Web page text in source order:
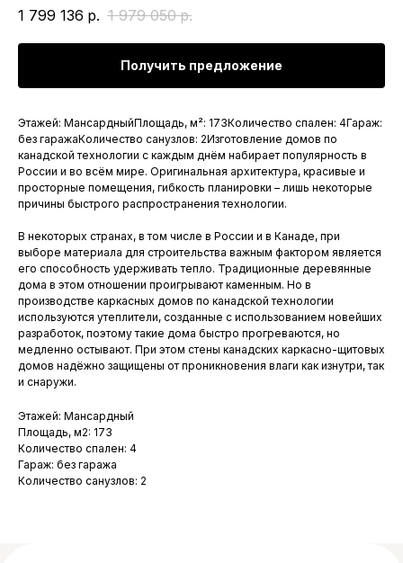
1 799 136 р. 1 979 050 р.
Получить предложение
Этажей: МансардныйПлощадь, м²: 173Количество спален: 4Гараж:
без гаражаКоличество санузлов: 2Изготовление домов по
канадской технологии с каждым днём набирает популярность в
России и во всём мире. Оригинальная архитектура, красивые и
просторные помещения, гибкость планировки – лишь некоторые
причины быстрого распространения технологии.
В некоторых странах, в том числе в России и в Канаде, при
выборе материала для строительства важным фактором является
его способность удерживать тепло. Традиционные деревянные
дома в этом отношении проигрывают каменным. Но в
производстве каркасных домов по канадской технологии
используются утеплители, созданные с использованием новейших
разработок, поэтому такие дома быстро прогреваются, но
медленно остывают. При этом стены канадских каркасно-щитовых
домов надёжно защищены от проникновения влаги как изнутри, так
и снаружи.
Этажей: Мансардный
Площадь, м2: 173
Количество спален: 4
Гараж: без гаража
Количество санузлов: 2
Меню
Построили Снегири
Готовые проекты
Продукция из дерева
Для бизнеса
Контакты
+7 (861) 244-93-93